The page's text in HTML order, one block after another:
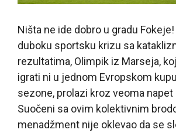
Ništa ne ide dobro u gradu
duboku sportsku krizu sa
rezultatima, Olimpik iz Marseja,
igrati ni u jednom Evropskom
sezone, prolazi kroz veoma
Suočeni sa ovim kolektivnim
menadžment nije oklevao da se